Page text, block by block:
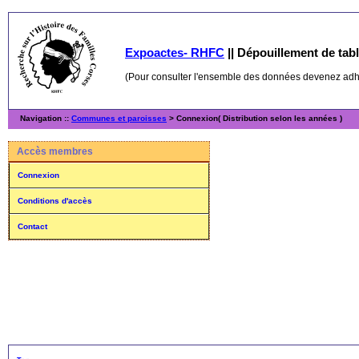
Expoactes- RHFC || Dépouillement de
(Pour consulter l'ensemble des données devenez
Navigation :: Communes et paroisses > Connexion( Distribution selon les années )
Accès membres
Connexion
Conditions d'accès
Contact